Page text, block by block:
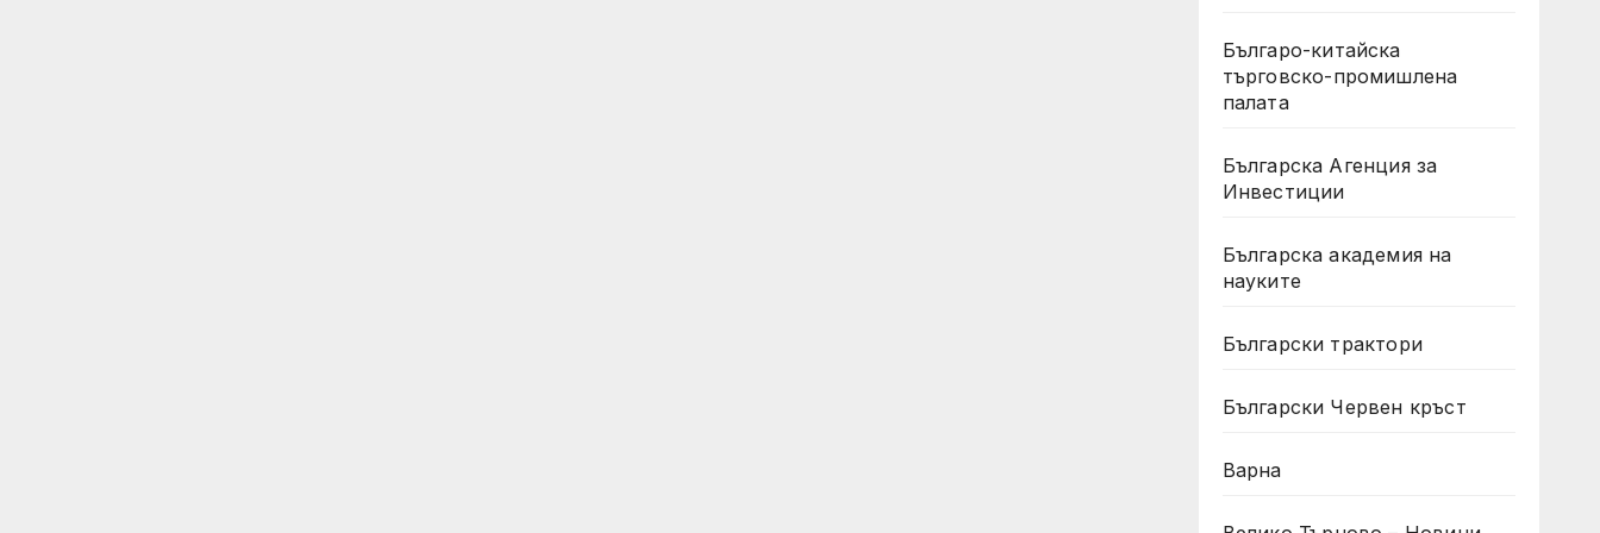
Българо-китайска
търговско-промишлена
палата
Българска Агенция за
Инвестиции
Българска академия на
науките
Български трактори
Български Червен кръст
Варна